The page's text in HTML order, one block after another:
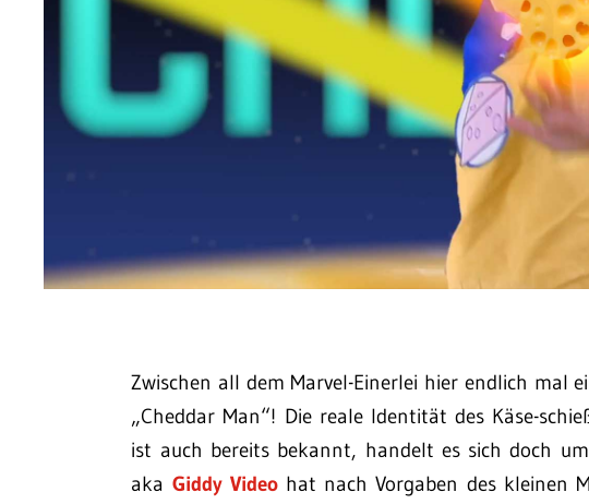
Zwischen all dem Marvel-Einerlei hier endlich mal
„Cheddar Man“! Die reale Identität des Käse-
ist auch bereits bekannt, handelt es sich doch
aka Giddy Videohat nach Vorgaben des kleinen